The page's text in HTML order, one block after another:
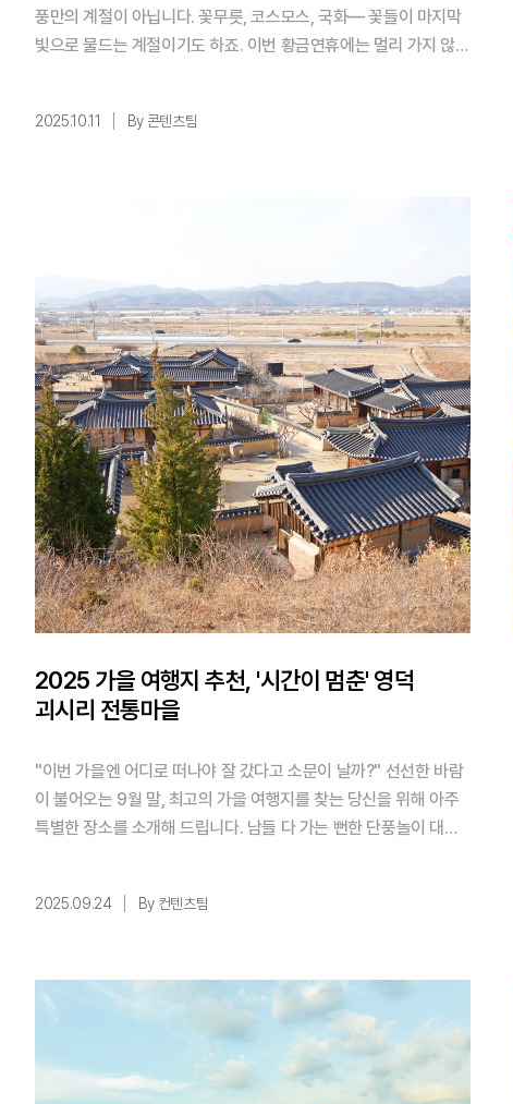
풍만의 계절이 아닙니다. 꽃무릇, 코스모스, 국화— 꽃들이 마지막
빛으로 물드는 계절이기도 하죠. 이번 황금연휴에는 멀리 가지 않아
2025.10.11 By 콘텐츠팀
2025 가을 여행지 추천, '시간이 멈춘' 영덕
괴시리 전통마을
"이번 가을엔 어디로 떠나야 잘 갔다고 소문이 날까?" 선선한 바람
이 불어오는 9월 말, 최고의 가을 여행지를 찾는 당신을 위해 아주
특별한 장소를 소개해 드립니다. 남들 다 가는 뻔한 단풍놀이 대신,
안녕하고, 온전한 쉼과 마주할 수 있는 영덕 괴시리 전통마을로 떠
2025.09.24 By 컨텐츠팀